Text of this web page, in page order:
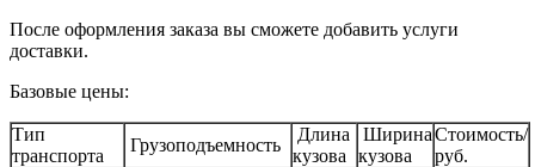
После оформления заказа вы сможете добавить услуги
доставки.
Базовые цены:
Тип
транспорта
Грузоподъемность
Длина
кузова
Ширина
кузова
Стоимость/
руб.